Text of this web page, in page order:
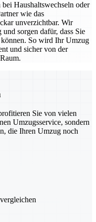
Haushaltswechseln oder
wie das
unverzichtbar. Wir
sorgen dafür, dass Sie
können. So wird Ihr Umzug
und sicher von der
Sie von vielen
Umzugsservice, sondern
die Ihren Umzug noch